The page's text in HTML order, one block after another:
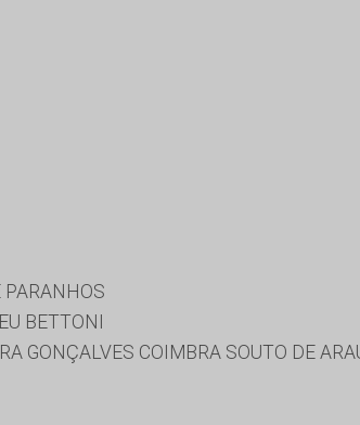
BETTONI
GONÇALVES COIMBRA SOUTO DE